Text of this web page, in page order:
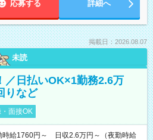
応募する 詳細へ
掲載日：2026.08.07
未読
／日払いOK×1勤務2.6万
りなど
面接OK
給1760円～ 日収2.6万円～（夜勤時給